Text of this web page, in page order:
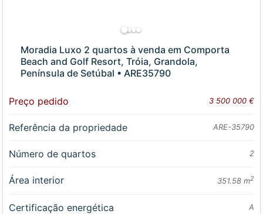
Moradia Luxo 2 quartos à venda em Comporta
Beach and Golf Resort, Tróia, Grandola,
Península de Setúbal • ARE35790
Preço pedido 3 500 000 €
Referência da propriedade ARE-35790
Número de quartos 2
Área interior 351.58 m2
Certificação energética A